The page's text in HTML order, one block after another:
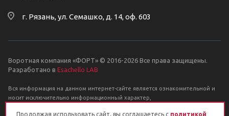
г. Рязань, ул. Семашко, д. 14, оф. 603
Воротная компания «ФОРТ» © 2016-2026 Все права защищены.
Разработано в Esachello LAB
Вся информация на данном интернет-сайте является ознакомительной и
носит исключительно информационный характер,
Продолжая использовать сайт, вы соглашаетесь с политикой